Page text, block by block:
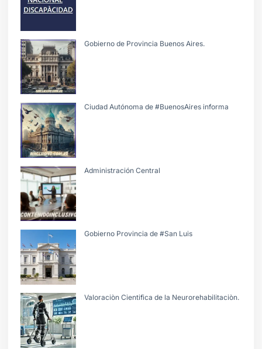
Gobierno de Provincia Buenos Aires.
Ciudad Autónoma de #BuenosAires informa
Administración Central
Gobierno Provincia de #San Luis
Valoraciòn Cientifica de la Neurorehabilitaciòn.